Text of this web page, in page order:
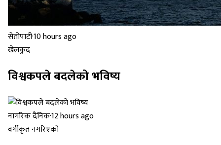
सेतोपाटी·10 hours ago
खेलकुद
विश्वकपले बदलेको भविष्य
नागरिक दैनिक·12 hours ago
वर्गीकृत नगरिएको